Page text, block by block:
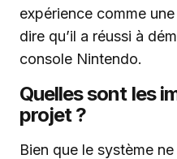
expérience comme
dire qu’il a réussi à
console Nintendo.
Quelles sont les
projet ?
Bien que le système